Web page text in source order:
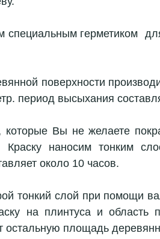
специальным герметиком
поверхности
период высыхания
которые Вы не желаете
Краску наносим тонким
около 10 часов.
тонкий слой при помощи
на плинтуса и область
остальную площадь